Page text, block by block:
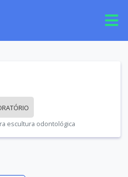
escultura odontológica